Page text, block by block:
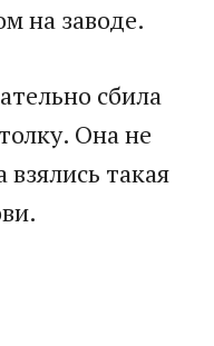
на заводе.
сбила
Она не
такая